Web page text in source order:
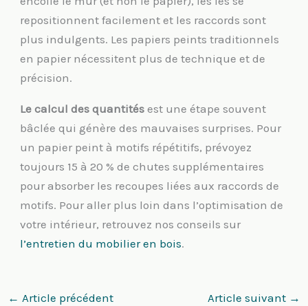
repositionnent facilement et les raccords sont
plus indulgents. Les papiers peints traditionnels
en papier nécessitent plus de technique et de
précision.
Le calcul des quantités est une étape souvent
bâclée qui génère des mauvaises surprises. Pour
un papier peint à motifs répétitifs, prévoyez
toujours 15 à 20 % de chutes supplémentaires
pour absorber les recoupes liées aux raccords de
motifs. Pour aller plus loin dans l’optimisation de
votre intérieur, retrouvez nos conseils sur
l’entretien du mobilier en bois.
← Article précédent Article suivant →